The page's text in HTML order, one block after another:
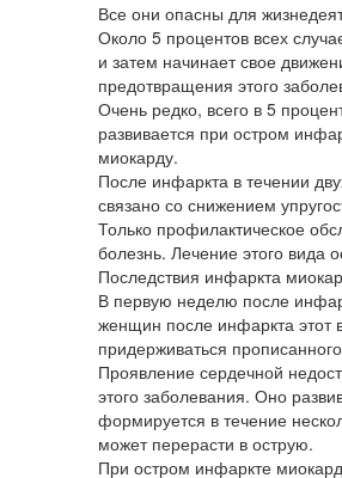
Все они опасны для
Около 5 процентов всех
и затем начинает свое
предотвращения этого
Очень редко, всего в 5
развивается при остром
миокарду.
После инфаркта в течении
связано со снижением
Только профилактическое
болезнь. Лечение этого вида
Последствия инфаркта
В первую неделю после
женщин после инфаркта этот
придерживаться
Проявление сердечной
этого заболевания. Оно
формируется в течение
может перерасти в острую.
При остром инфаркте